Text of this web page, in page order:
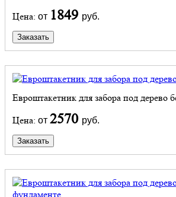
Цена: от 1849 руб.
Заказать
Евроштакетник для забора под дерево
Цена: от 2570 руб.
Заказать